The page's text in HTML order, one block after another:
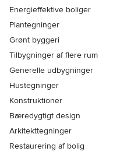
Energieffektive boliger
Plantegninger
Grønt byggeri
Tilbygninger af flere rum
Generelle udbygninger
Hustegninger
Konstruktioner
Bæredygtigt design
Arkitekttegninger
Restaurering af bolig